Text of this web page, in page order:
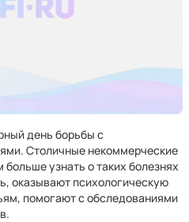
день борьбы с
Столичные некоммерческие
узнать о таких болезнях
оказывают психологическую
помогают с обследованиями